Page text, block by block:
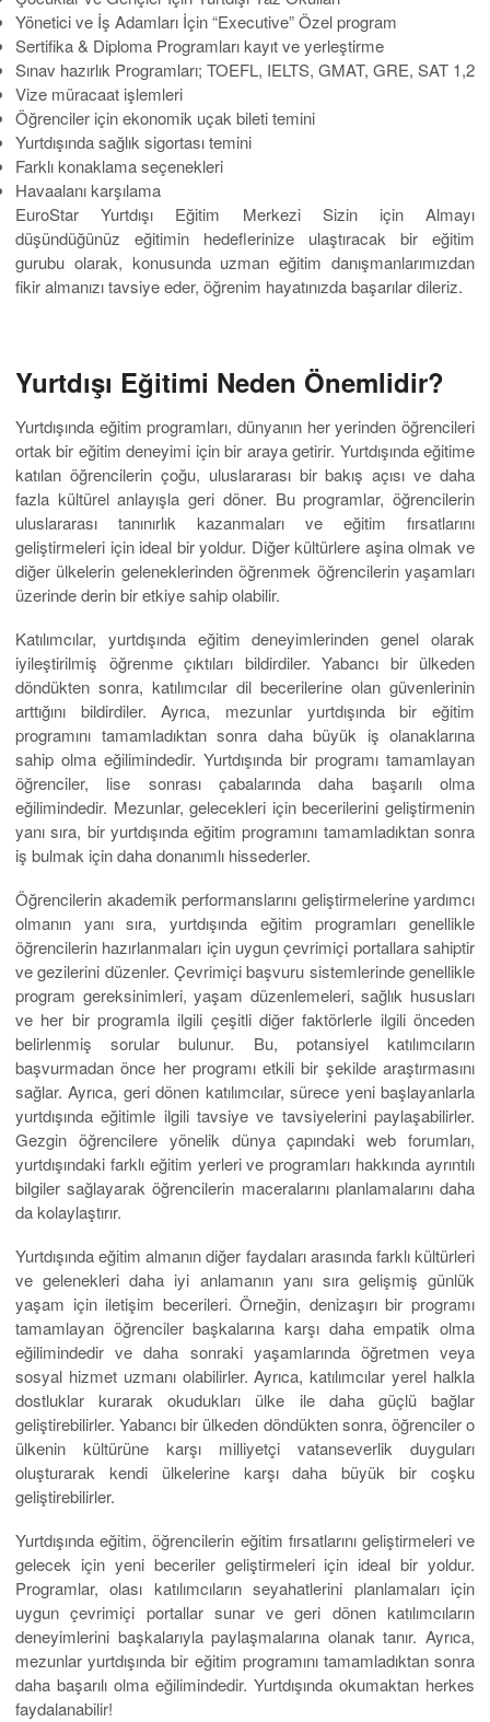
Yönetici ve İş Adamları İçin “Executive” Özel program
Sertifika & Diploma Programları kayıt ve yerleştirme
Sınav hazırlık Programları; TOEFL, IELTS, GMAT, GRE, SAT 1,2
Vize müracaat işlemleri
Öğrenciler için ekonomik uçak bileti temini
Yurtdışında sağlık sigortası temini
Farklı konaklama seçenekleri
Havaalanı karşılama
EuroStar Yurtdışı Eğitim Merkezi Sizin için Almayı
düşündüğünüz eğitimin hedeflerinize ulaştıracak bir eğitim
gurubu olarak, konusunda uzman eğitim danışmanlarımızdan
fikir almanızı tavsiye eder, öğrenim hayatınızda başarılar dileriz.
Yurtdışı Eğitimi Neden Önemlidir?
Yurtdışında eğitim programları, dünyanın her yerinden öğrencileri
ortak bir eğitim deneyimi için bir araya getirir. Yurtdışında eğitime
katılan öğrencilerin çoğu, uluslararası bir bakış açısı ve daha
fazla kültürel anlayışla geri döner. Bu programlar, öğrencilerin
uluslararası tanınırlık kazanmaları ve eğitim fırsatlarını
geliştirmeleri için ideal bir yoldur. Diğer kültürlere aşina olmak ve
diğer ülkelerin geleneklerinden öğrenmek öğrencilerin yaşamları
üzerinde derin bir etkiye sahip olabilir.
Katılımcılar, yurtdışında eğitim deneyimlerinden genel olarak
iyileştirilmiş öğrenme çıktıları bildirdiler. Yabancı bir ülkeden
döndükten sonra, katılımcılar dil becerilerine olan güvenlerinin
arttığını bildirdiler. Ayrıca, mezunlar yurtdışında bir eğitim
programını tamamladıktan sonra daha büyük iş olanaklarına
sahip olma eğilimindedir. Yurtdışında bir programı tamamlayan
öğrenciler, lise sonrası çabalarında daha başarılı olma
eğilimindedir. Mezunlar, gelecekleri için becerilerini geliştirmenin
yanı sıra, bir yurtdışında eğitim programını tamamladıktan sonra
iş bulmak için daha donanımlı hissederler.
Öğrencilerin akademik performanslarını geliştirmelerine yardımcı
olmanın yanı sıra, yurtdışında eğitim programları genellikle
öğrencilerin hazırlanmaları için uygun çevrimiçi portallara sahiptir
ve gezilerini düzenler. Çevrimiçi başvuru sistemlerinde genellikle
program gereksinimleri, yaşam düzenlemeleri, sağlık hususları
ve her bir programla ilgili çeşitli diğer faktörlerle ilgili önceden
belirlenmiş sorular bulunur. Bu, potansiyel katılımcıların
başvurmadan önce her programı etkili bir şekilde araştırmasını
sağlar. Ayrıca, geri dönen katılımcılar, sürece yeni başlayanlarla
yurtdışında eğitimle ilgili tavsiye ve tavsiyelerini paylaşabilirler.
Gezgin öğrencilere yönelik dünya çapındaki web forumları,
yurtdışındaki farklı eğitim yerleri ve programları hakkında ayrıntılı
bilgiler sağlayarak öğrencilerin maceralarını planlamalarını daha
da kolaylaştırır.
Yurtdışında eğitim almanın diğer faydaları arasında farklı kültürleri
ve gelenekleri daha iyi anlamanın yanı sıra gelişmiş günlük
yaşam için iletişim becerileri. Örneğin, denizaşırı bir programı
tamamlayan öğrenciler başkalarına karşı daha empatik olma
eğilimindedir ve daha sonraki yaşamlarında öğretmen veya
sosyal hizmet uzmanı olabilirler. Ayrıca, katılımcılar yerel halkla
dostluklar kurarak okudukları ülke ile daha güçlü bağlar
geliştirebilirler. Yabancı bir ülkeden döndükten sonra, öğrenciler o
ülkenin kültürüne karşı milliyetçi vatanseverlik duyguları
oluşturarak kendi ülkelerine karşı daha büyük bir coşku
geliştirebilirler.
Yurtdışında eğitim, öğrencilerin eğitim fırsatlarını geliştirmeleri ve
gelecek için yeni beceriler geliştirmeleri için ideal bir yoldur.
Programlar, olası katılımcıların seyahatlerini planlamaları için
uygun çevrimiçi portallar sunar ve geri dönen katılımcıların
deneyimlerini başkalarıyla paylaşmalarına olanak tanır. Ayrıca,
mezunlar yurtdışında bir eğitim programını tamamladıktan sonra
daha başarılı olma eğilimindedir. Yurtdışında okumaktan herkes
faydalanabilir!